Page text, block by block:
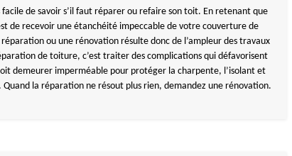
facile de savoir s’il faut réparer ou refaire son toit. En retenant que
de recevoir une étanchéité impeccable de votre couverture de
ou une rénovation résulte donc de l’ampleur des travaux
de toiture, c’est traiter des complications qui défavorisent
demeurer imperméable pour protéger la charpente, l’isolant et
la réparation ne résout plus rien, demandez une rénovation.